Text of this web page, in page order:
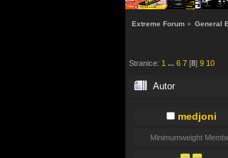
Extreme Forum » General
Stranice:1 ...6 7 [8]9 10
Autor
medjoni
Minimumweight